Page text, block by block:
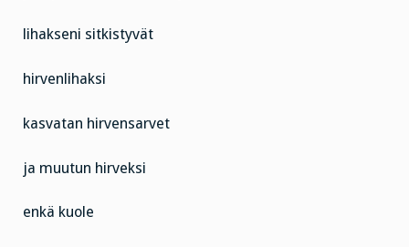
lihakseni sitkistyvät
hirvenlihaksi
kasvatan hirvensarvet
ja muutun hirveksi
enkä kuole